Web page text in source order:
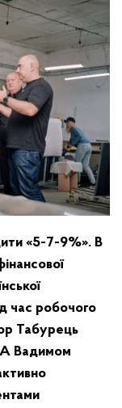
«5-7-9%». В
час робочого
Табурець
Вадимом